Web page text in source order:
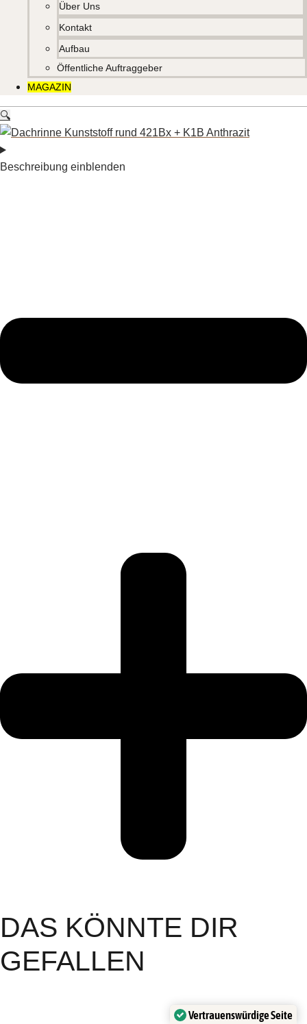
Über Uns
Kontakt
Aufbau
Öffentliche Auftraggeber
MAGAZIN
🔍
Beschreibung einblenden
DAS KÖNNTE DIR
GEFALLEN
Vertrauenswürdige Seite